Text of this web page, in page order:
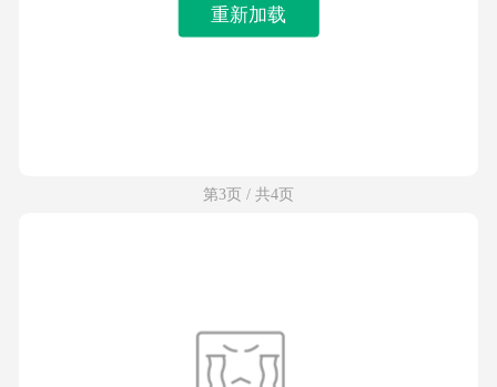
重新加载
第3页 / 共4页